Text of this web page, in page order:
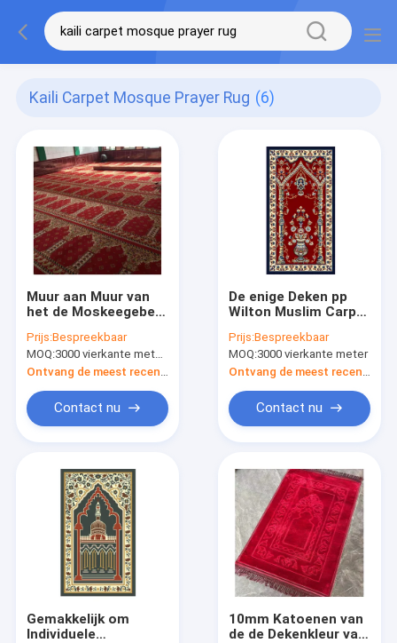
Kaili Carpet Mosque Prayer Rug (6)
Muur aan Muur van
het de Moskeegebed
van de de
Dekenbevloering het
Gebeddeken
Prijs:Bespreekbaar
MOQ:3000 vierkante meter per ontwerp
Contact nu
De enige Deken pp
Wilton Muslim Carpet
het Moskeegebed
Prijs:Bespreekbaar
MOQ:3000 vierkante meter
Contact nu
Gemakkelijk om
Individuele
10mm Katoenen van
de de Dekenkleur van